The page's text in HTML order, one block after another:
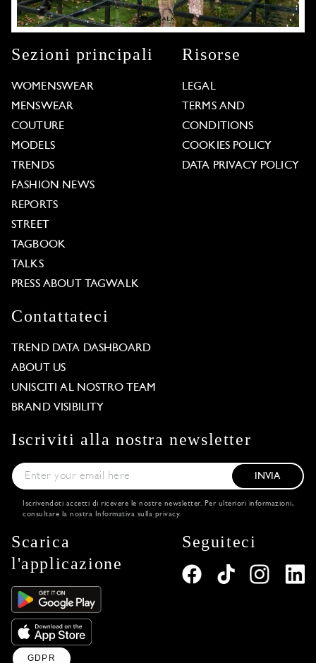
Sezioni principali
WOMENSWEAR
MENSWEAR
COUTURE
MODELS
TRENDS
FASHION NEWS
REPORTS
STREET
TAGBOOK
TALKS
PRESS ABOUT TAGWALK
Risorse
LEGAL
TERMS AND
CONDITIONS
COOKIES POLICY
DATA PRIVACY POLICY
Contattateci
TREND DATA DASHBOARD
ABOUT US
UNISCITI AL NOSTRO TEAM
BRAND VISIBILITY
Iscriviti alla nostra newsletter
INVIA
Iscrivendoti accetti di ricevere le nostre newsletter. Per ulteriori informazioni,
consultare la nostra Informativa sulla privacy.
Scarica
l'applicazione
Seguiteci
GDPR